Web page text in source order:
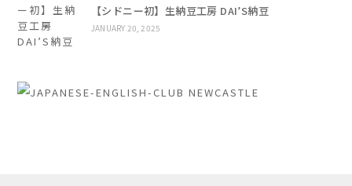
【シドニー初】生納豆工房 DAI’S納豆
JANUARY 20, 2025